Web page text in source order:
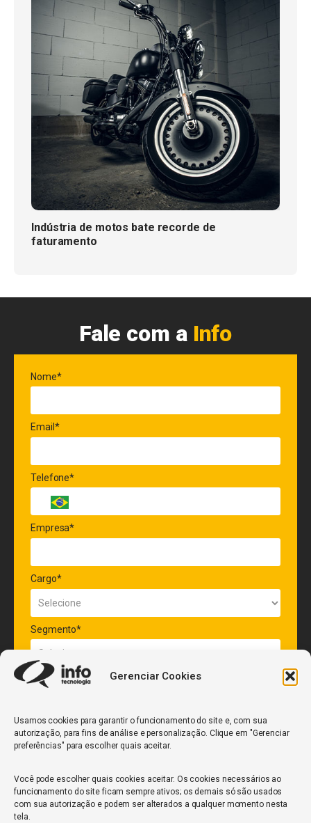
Gerenciar Cookies
Usamos cookies para garantir o funcionamento do site e, com sua
autorização, para fins de análise e personalização. Clique em "Gerenciar
preferências" para escolher quais aceitar.
Você pode escolher quais cookies aceitar. Os cookies necessários ao
funcionamento do site ficam sempre ativos; os demais só são usados
com sua autorização e podem ser alterados a qualquer momento nesta
tela.
Indústria de motos bate recorde de
faturamento
Fale com a Info
Nome*
Email*
Telefone*
Empresa*
Cargo*
Segmento*
Quantidade de veículos da frota*
ENVIAR